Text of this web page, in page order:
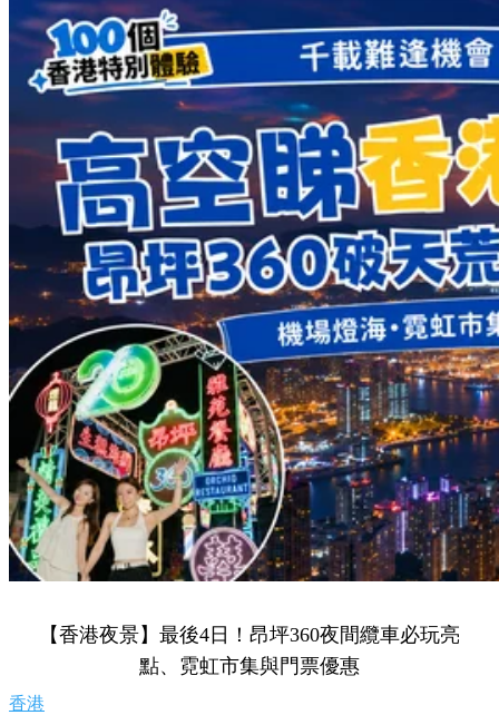
【香港夜景】最後4日！昂坪360夜間纜車必玩亮
點、霓虹市集與門票優惠
香港